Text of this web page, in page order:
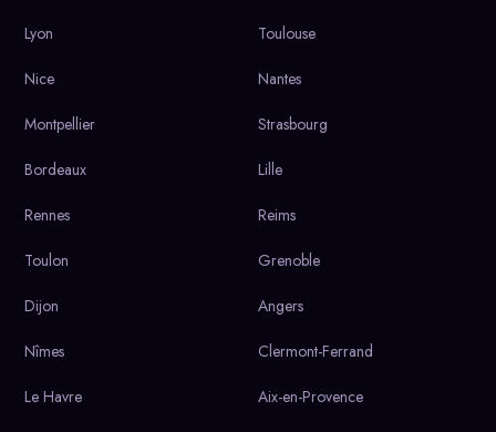
Lyon Toulouse
Nice Nantes
Montpellier Strasbourg
Bordeaux Lille
Rennes Reims
Toulon Grenoble
Dijon Angers
Nîmes Clermont-Ferrand
Le Havre Aix-en-Provence